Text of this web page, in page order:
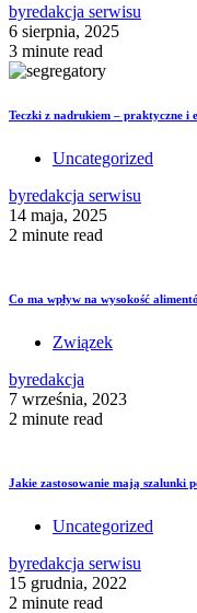
byredakcja serwisu
6 sierpnia, 2025
3 minute read
Teczki z nadrukiem – praktyczne i
Uncategorized
byredakcja serwisu
14 maja, 2025
2 minute read
Co ma wpływ na wysokość
Związek
byredakcja
7 września, 2023
2 minute read
Jakie zastosowanie mają szalunki
Uncategorized
byredakcja serwisu
15 grudnia, 2022
2 minute read